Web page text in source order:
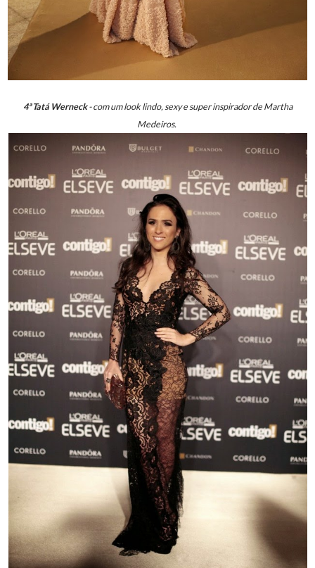
4ª Tatá Werneck- com um look lindo, sexy e super inspirador de Martha
Medeiros.